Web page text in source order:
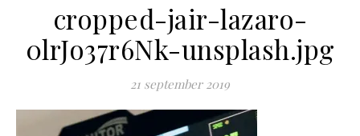
cropped-jair-lazaro-
0lrJo37r6Nk-unsplash.jpg
21 september 2019